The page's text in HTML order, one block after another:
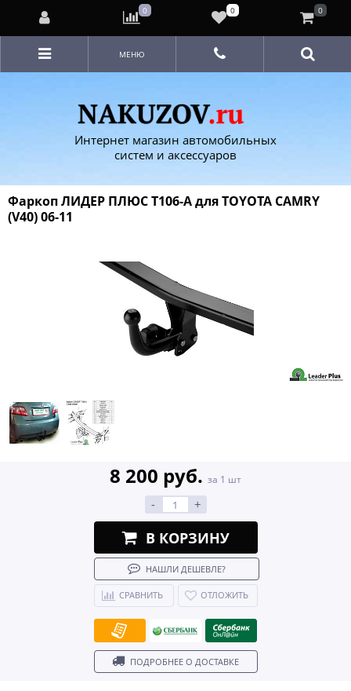
Интернет магазин автомобильных
систем и аксессуаров
МЕНЮ
Фаркоп ЛИДЕР ПЛЮС T106-A для TOYOTA CAMRY
(V40) 06-11
8 200 руб. за 1 шт
- +
В КОРЗИНУ
НАШЛИ ДЕШЕВЛЕ?
СРАВНИТЬ ОТЛОЖИТЬ
ПОДРОБНЕЕ О ДОСТАВКЕ
0 0 0